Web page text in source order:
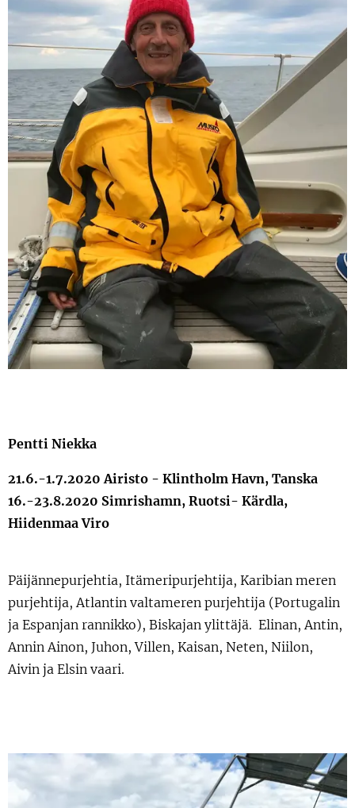
Pentti Niekka
21.6.-1.7.2020 Airisto - Klintholm Havn, Tanska
16.-23.8.2020 Simrishamn, Ruotsi- Kärdla,
Hiidenmaa Viro
Päijännepurjehtia, Itämeripurjehtija, Karibian meren
purjehtija, Atlantin valtameren purjehtija (Portugalin
ja Espanjan rannikko), Biskajan ylittäjä. Elinan, Antin,
Annin Ainon, Juhon, Villen, Kaisan, Neten, Niilon,
Aivin ja Elsin vaari.